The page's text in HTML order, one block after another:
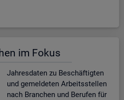
im Fokus
Jah­res­da­ten zu Be­schäf­tig­ten
und ge­mel­de­ten Ar­beits­stel­len
nach Bran­chen und Be­ru­fen für